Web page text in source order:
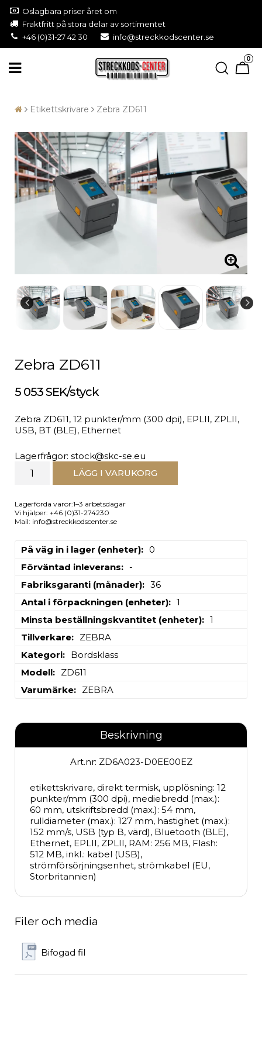
Oslagbara priser året om
Fraktfritt på stora delar av sortimentet
+46 (0)31-27 42 30
info@streckkodscenter.se
0
Etikettskrivare Zebra ZD611
Zebra ZD611
5 053 SEK/styck
Zebra ZD611, 12 punkter/mm (300 dpi), EPLII, ZPLII,
USB, BT (BLE), Ethernet
Lagerfrågor: stock@skc-se.eu
LÄGG I VARUKORG
Lagerförda varor:1–3 arbetsdagar
Vi hjälper: +46 (0)31-274230
Mail: info@streckkodscenter.se
På väg in i lager (enheter)
0
Förväntad inleverans
-
Fabriksgaranti (månader)
36
Antal i förpackningen (enheter)
1
Minsta beställningskvantitet (enheter)
1
Tillverkare
ZEBRA
Kategori
Bordsklass
Modell
ZD611
Varumärke
ZEBRA
Beskrivning
Art.nr: ZD6A023-D0EE00EZ
etikettskrivare, direkt termisk, upplösning: 12
punkter/mm (300 dpi), mediebredd (max.):
60 mm, utskriftsbredd (max.): 54 mm,
rulldiameter (max.): 127 mm, hastighet (max.):
152 mm/s, USB (typ B, värd), Bluetooth (BLE),
Ethernet, EPLII, ZPLII, RAM: 256 MB, Flash:
512 MB, inkl.: kabel (USB),
strömförsörjningsenhet, strömkabel (EU,
Storbritannien)
Filer och media
Bifogad fil